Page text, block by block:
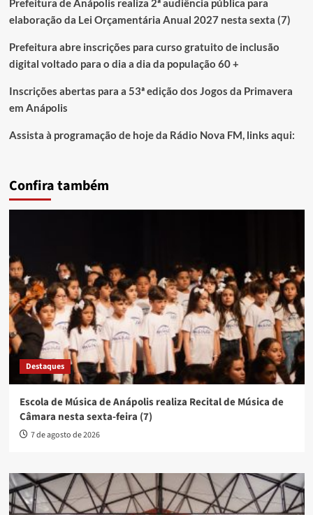
Prefeitura de Anápolis realiza 2ª audiência pública para
elaboração da Lei Orçamentária Anual 2027 nesta sexta (7)
Prefeitura abre inscrições para curso gratuito de inclusão
digital voltado para o dia a dia da população 60 +
Inscrições abertas para a 53ª edição dos Jogos da Primavera
em Anápolis
Assista à programação de hoje da Rádio Nova FM, links aqui:
Confira também
Destaques
Escola de Música de Anápolis realiza Recital de Música de
Câmara nesta sexta-feira (7)
7 de agosto de 2026